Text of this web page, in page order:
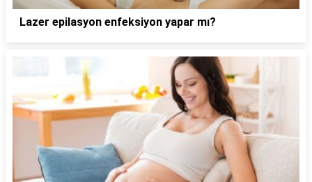
Lazer epilasyon enfeksiyon yapar mı?